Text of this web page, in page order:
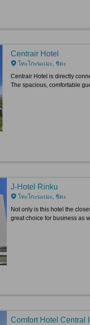
Centrair Hotel
โทะโกะนะเมะ, ชิตะ
Centrair Hotel is directly
The spacious, comfortable
J-Hotel Rinku
โทะโกะนะเมะ, ชิตะ
Not only is this hotel the
great choice for business as
Comfort Hotel Central